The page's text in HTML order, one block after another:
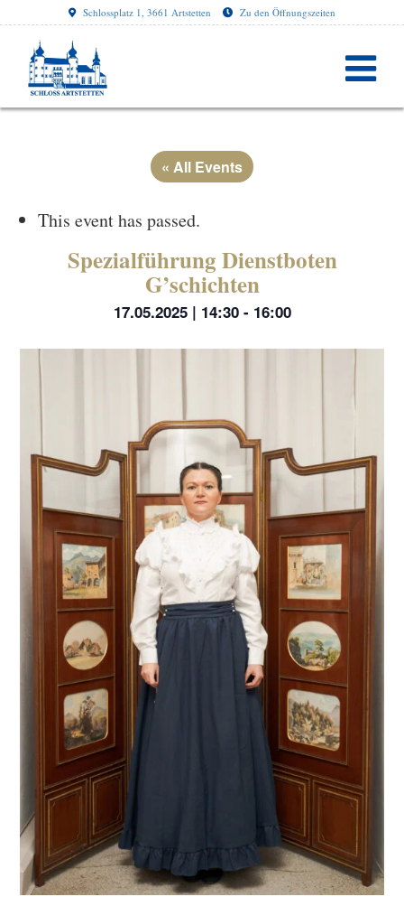
Schlossplatz 1, 3661 Artstetten Zu den Öffnungszeiten
« All Events
This event has passed.
Spezialführung Dienstboten
G’schichten
17.05.2025 | 14:30- 16:00